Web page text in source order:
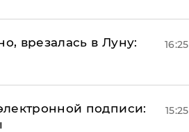
врезалась в Луну:
16:25
подписи:
15:25